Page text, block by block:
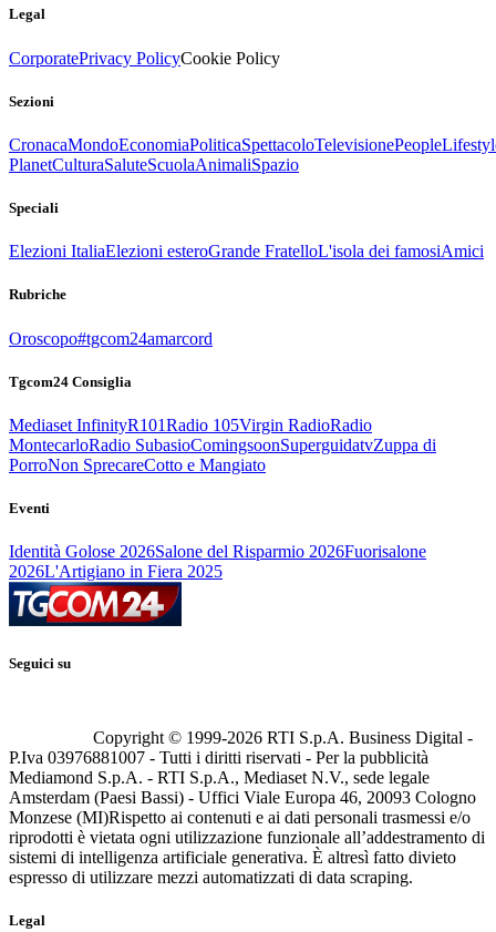
Legal
CorporatePrivacy PolicyCookie Policy
Sezioni
CronacaMondoEconomiaPoliticaSpettacoloTelevisionePeople
PlanetCulturaSaluteScuolaAnimaliSpazio
Speciali
Elezioni ItaliaElezioni esteroGrande FratelloL'isola dei famosiAmici
Rubriche
Oroscopo#tgcom24amarcord
Tgcom24 Consiglia
Mediaset InfinityR101Radio 105Virgin RadioRadio
MontecarloRadio SubasioComingsoonSuperguidatvZuppa di
PorroNon SprecareCotto e Mangiato
Eventi
Identità Golose 2026Salone del Risparmio 2026Fuorisalone
2026L'Artigiano in Fiera 2025
Seguici su
Copyright © 1999-2026 RTI S.p.A. Business Digital -
P.Iva 03976881007 - Tutti i diritti riservati - Per la pubblicità
Mediamond S.p.A. - RTI S.p.A., Mediaset N.V., sede legale
Amsterdam (Paesi Bassi) - Uffici Viale Europa 46, 20093 Cologno
Monzese (MI)Rispetto ai contenuti e ai dati personali trasmessi e/o
riprodotti è vietata ogni utilizzazione funzionale all’addestramento di
sistemi di intelligenza artificiale generativa. È altresì fatto divieto
espresso di utilizzare mezzi automatizzati di data scraping.
Legal